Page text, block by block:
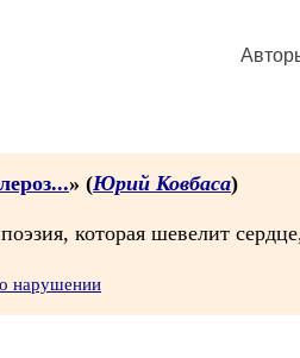
» (Юрий Ковбаса)
которая шевелит
нарушении